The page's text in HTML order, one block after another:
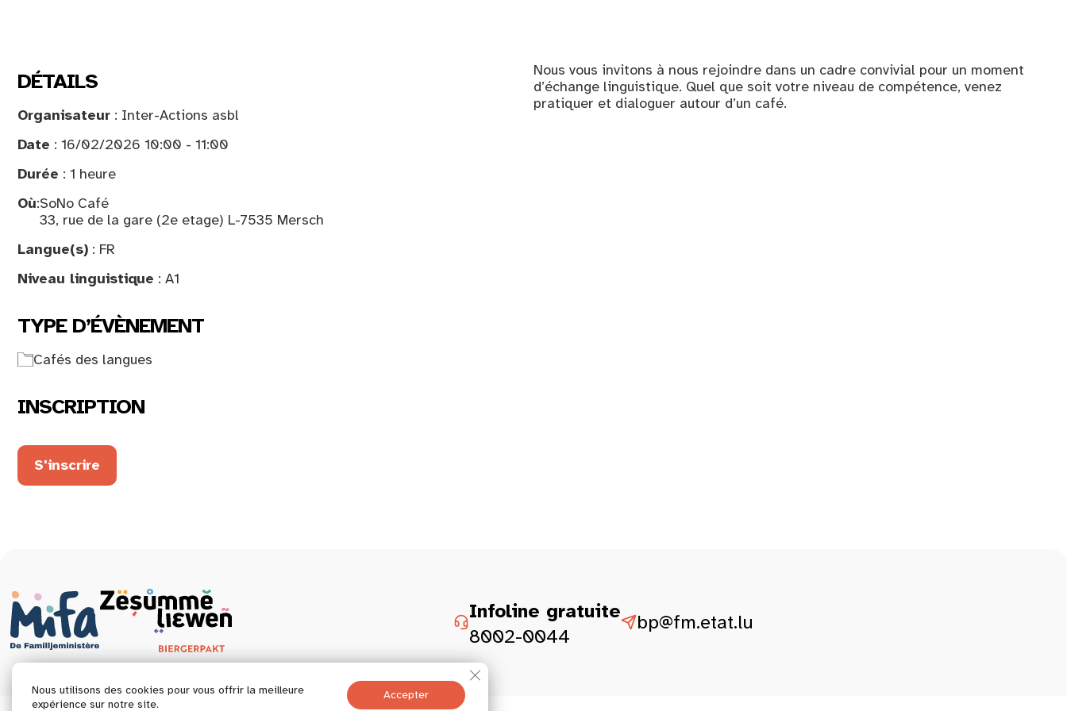
DÉTAILS
Organisateur : Inter-Actions asbl
Date : 16/02/2026 10:00 - 11:00
Durée : 1 heure
Où:SoNo Café
33, rue de la gare (2e etage) L-7535 Mersch
Langue(s) : FR
Niveau linguistique : A1
TYPE D’ÉVÈNEMENT
Cafés des langues
INSCRIPTION
S'inscrire
Nous vous invitons à nous rejoindre dans un cadre convivial pour un moment
d’échange linguistique. Quel que soit votre niveau de compétence, venez
pratiquer et dialoguer autour d’un café.
Infoline gratuite
8002-0044
bp@fm.etat.lu
Nous utilisons des cookies pour vous offrir la meilleure
expérience sur notre site.
Accepter
Fermer la bannière des cookies GDPR